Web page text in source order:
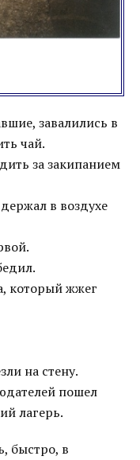
завалились в
чай.
за закипанием
в воздухе
который жжег
на стену.
пошел
лагерь.
быстро, в